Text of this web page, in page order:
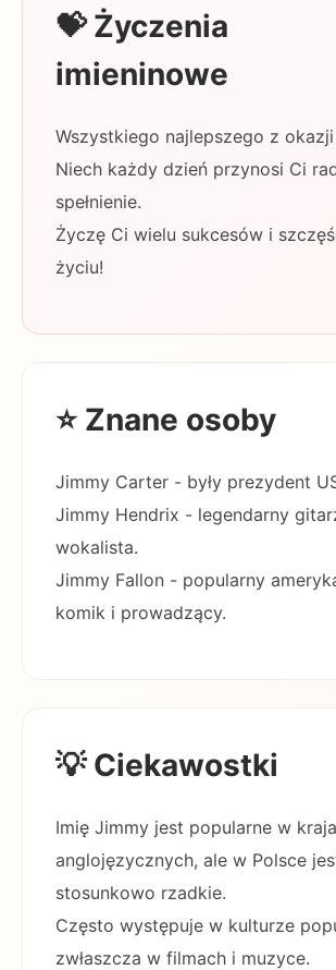
💝 Życzenia
imieninowe
Wszystkiego najlepszego z
Niech każdy dzień przynosi Ci
spełnienie.
Życzę Ci wielu sukcesów i
życiu!
⭐ Znane osoby
Jimmy Carter - były prezydent
Jimmy Hendrix - legendarny
wokalista.
Jimmy Fallon - popularny
komik i prowadzący.
💡 Ciekawostki
Imię Jimmy jest popularne w
anglojęzycznych, ale w Polsce
stosunkowo rzadkie.
Często występuje w kulturze
zwłaszcza w filmach i muzyce.